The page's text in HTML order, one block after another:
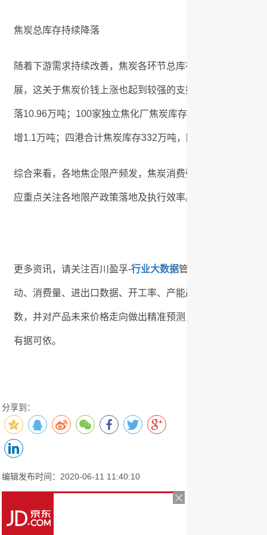
焦炭总库存持续降落
随着下游需求持续改善，焦炭各环节总库存处于降落趋向
展，这关于焦炭价钱上涨也起到较强的支撑作用。分环节
落10.96万吨；100家独立焦化厂焦炭库存44.37万吨，降落
增1.1万吨；四港合计焦炭库存332万吨，降落9.5万吨。
综合来看，各地焦企限产频发，焦炭消费强劲，加之后期
应重点关注各地限产政策落地及执行效率。
更多资讯，请关注百川盈孚-行业大数据管理系统V2.0，采
动、消费量、进出口数据、开工率、产能产量、出厂价格
数，并对产品未来价格走向做出精准预测，对行业成本、
有据可依。
分享到：
编辑发布时间：2020-06-11 11:40:10